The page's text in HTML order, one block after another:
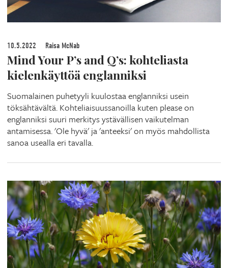
10.5.2022 Raisa McNab
Mind Your P’s and Q’s: kohteliasta
kielenkäyttöä englanniksi
Suomalainen puhetyyli kuulostaa englanniksi usein
töksähtävältä. Kohteliaisuussanoilla kuten please on
englanniksi suuri merkitys ystävällisen vaikutelman
antamisessa. 'Ole hyvä' ja 'anteeksi' on myös mahdollista
sanoa usealla eri tavalla.